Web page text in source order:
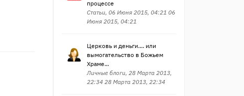
процессе
Статьи, 06 Июня 2015, 04:21 06
Июня 2015, 04:21
Церковь и деньги.... или
вымогательство в Божьем
Храме...
Личные блоги, 28 Марта 2013,
22:34 28 Марта 2013, 22:34